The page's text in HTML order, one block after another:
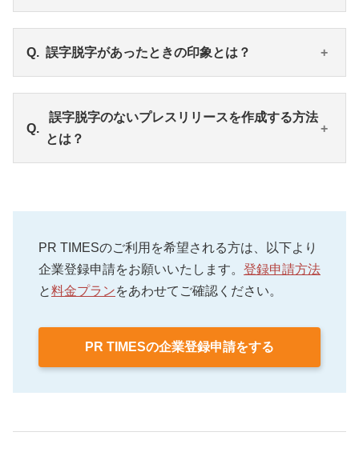
チェックを行うことができます。
た、チェックリストを作成しておくことで、チェッ
でしょう。
TIMES」には、プレスリリースの新規登録・編集画
面内に校正機能があります。同機能を活用すること
文反映済みの画像キャプションの中に、「ら抜き言
葉」「不快語」「二重否定」「使用注意」「当て
字」「誤変換」「機種依存または拡張文字」に当て
誤字脱字があったときの印象とは？
ます。広報から発出される文書は幅広いステークホ
ルダーの目に触れます。誤字脱字があると、広報PR
担当者だけでなく、企業・組織自体が情報の正確性
れます。
誤字脱字のないプレスリリースを作成する方法
とは？
可能性は高まります。また、プレスリリースを作成
したあとは、必ずチェックすることも忘れずに実施
しましょう。自分でチェックを実施する場合は、必
PR TIMESのご利用を希望される方は、以下より
企業登録申請をお願いいたします。 登録申請方法
と料金プランをあわせてご確認ください。
PR TIMESの企業登録申請をする